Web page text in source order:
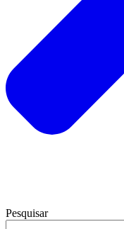
Pesquisar